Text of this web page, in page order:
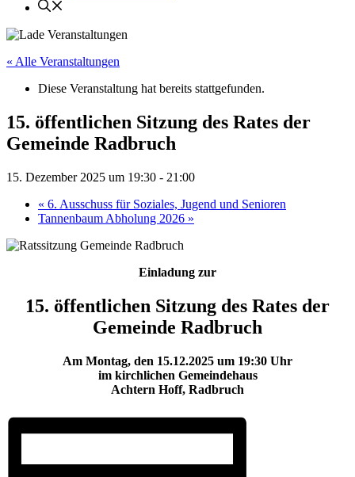
« Alle Veranstaltungen
Diese Veranstaltung hat bereits stattgefunden.
15. öffentlichen Sitzung des Rates der
Gemeinde Radbruch
15. Dezember 2025 um 19:30 - 21:00
« 6. Ausschuss für Soziales, Jugend und Senioren
Tannenbaum Abholung 2026 »
Einladung zur
15. öffentlichen Sitzung des Rates der
Gemeinde Radbruch
Am Montag, den 15.12.2025 um 19:30 Uhr
im kirchlichen Gemeindehaus
Achtern Hoff, Radbruch